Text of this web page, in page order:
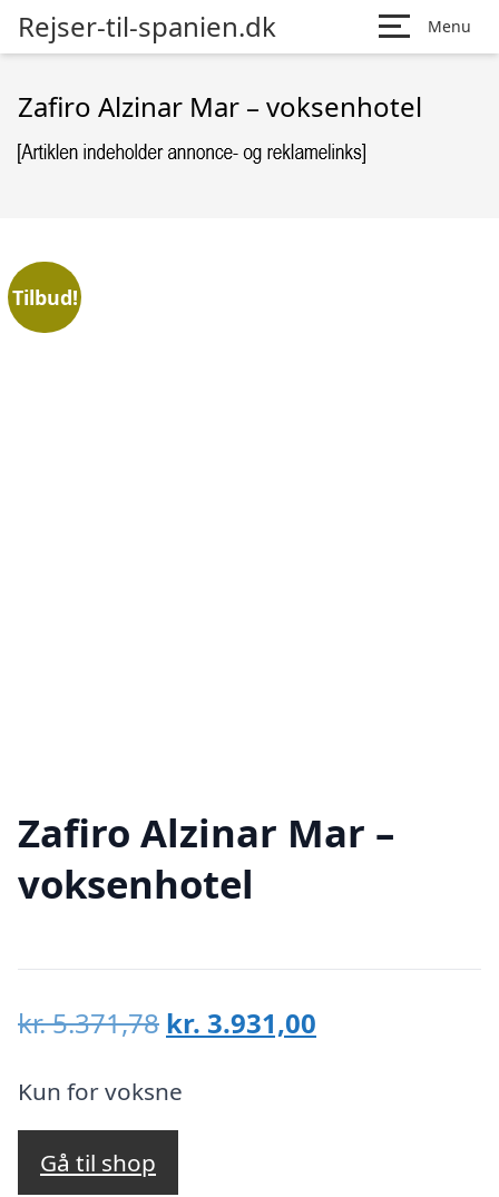
Rejser-til-spanien.dk Menu
Zafiro Alzinar Mar – voksenhotel
Tilbud!
Zafiro Alzinar Mar –
voksenhotel
kr.5.371,78 Den
pris
var:
kr. 3.931,00
Kun for voksne
Gå til shop